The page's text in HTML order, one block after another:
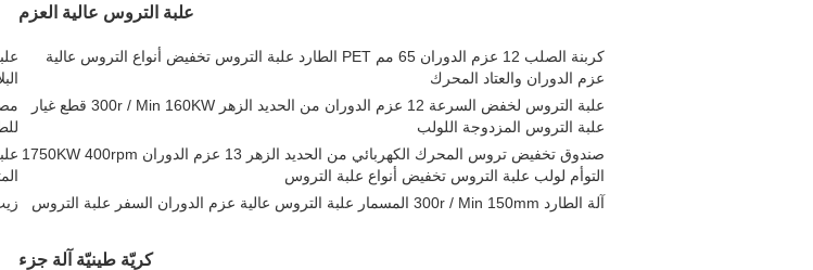
علبة التروس عالية العزم
كربنة الصلب 12 عزم الدوران 65 مم PET الطارد علبة التروس تخفيض أنواع التروس عالية
عزم الدوران والعتاد المحرك
علبة التروس لخفض السرعة 12 عزم الدوران من الحديد الزهر 300r / Min 160KW قطع غيار
علبة التروس المزدوجة اللولب
صندوق تخفيض تروس المحرك الكهربائي من الحديد الزهر 13 عزم الدوران 1750KW 400rpm
التوأم لولب علبة التروس تخفيض أنواع علبة التروس
آلة الطارد 300r / Min 150mm المسمار علبة التروس عالية عزم الدوران السفر علبة التروس
كريّة طينيّة آلة جزء